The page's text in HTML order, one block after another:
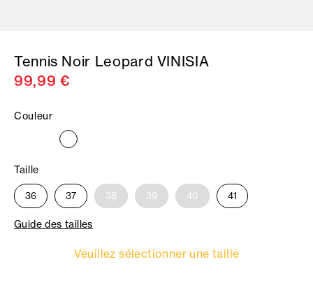
Tennis Noir Leopard VINISIA
99,99 €
Couleur
Taille
36 37 38 39 40 41
Guide des tailles
Veuillez sélectionner une taille